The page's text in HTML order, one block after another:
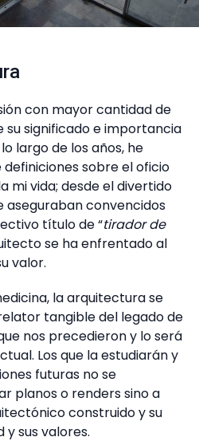
con mayor cantidad de
significado e importancia
largo de los años, he
sobre el oficio
mi vida; desde el divertido
aseguraban convencidos
título de “tirador de
se ha enfrentado al
valor.
la arquitectura se
tangible del legado de
nos precedieron y lo será
Los que la estudiarán y
futuras no se
planos o renders sino a
construido y su
sus valores.